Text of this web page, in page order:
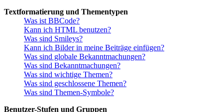
Textformatierung und Thementypen
Was ist BBCode?
Kann ich HTML benutzen?
Was sind Smileys?
Kann ich Bilder in meine Beiträge einfügen?
Was sind globale Bekanntmachungen?
Was sind Bekanntmachungen?
Was sind wichtige Themen?
Was sind geschlossene Themen?
Was sind Themen-Symbole?
Benutzer-Stufen und Gruppen